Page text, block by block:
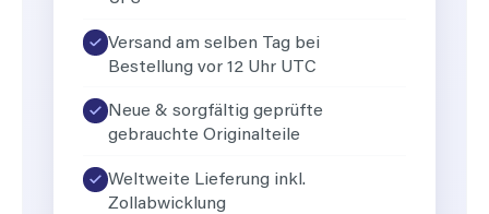
Versand am selben Tag bei
Bestellung vor 12 Uhr UTC
Neue & sorgfältig geprüfte
gebrauchte Originalteile
Weltweite Lieferung inkl.
Zollabwicklung